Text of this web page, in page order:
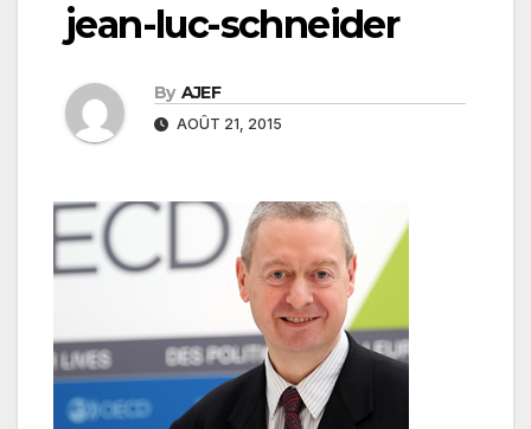
jean-luc-schneider
By AJEF
AOÛT 21, 2015